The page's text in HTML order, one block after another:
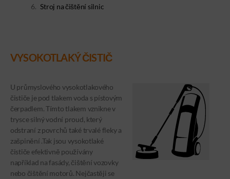
Stroj na čištění silnic
VYSOKOTLAKÝ ČISTIČ
U průmyslového vysokotlakového
čističe je pod tlakem voda s pístovým
čerpadlem. Tímto tlakem vznikne v
trysce silný vodní proud, který
odstraní z povrchů také trvalé fleky a
zašpinění .Tak jsou vysokotlaké
čističe efektivně používány
například na fasády, čištění vozovky
nebo čištění motorů. Nejčastěji se